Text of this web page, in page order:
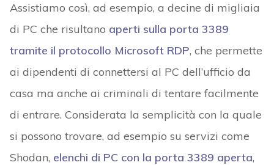
Assistiamo così, ad esempio, a decine di migliaia
di PC che risultano aperti sulla porta 3389
tramite il protocollo Microsoft RDP, che permette
ai dipendenti di connettersi al PC dell’ufficio da
casa ma anche ai criminali di tentare facilmente
di entrare. Considerata la semplicità con la quale
si possono trovare, ad esempio su servizi come
Shodan, elenchi di PC con la porta 3389 aperta,